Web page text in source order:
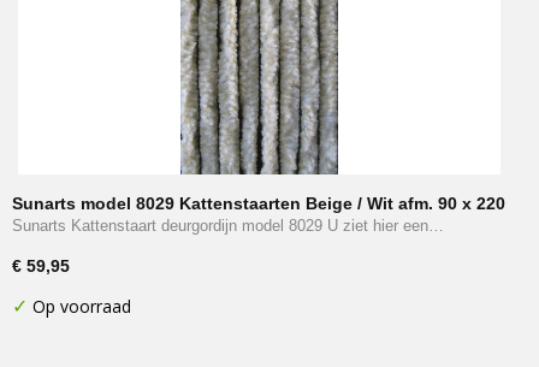
Sunarts model 8029 Kattenstaarten Beige / Wit afm. 90 x 220
cm
Sunarts Kattenstaart deurgordijn model 8029 U ziet hier een…
€ 59,95
✓ Op voorraad